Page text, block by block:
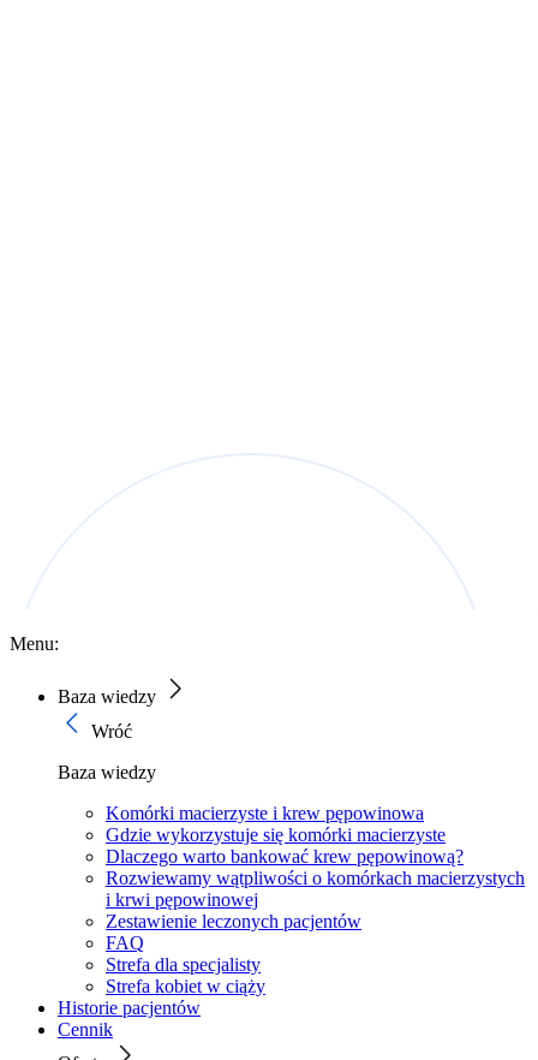
Menu:
Baza wiedzy
Wróć
Baza wiedzy
Komórki macierzyste i krew pępowinowa
Gdzie wykorzystuje się komórki macierzyste
Dlaczego warto bankować krew pępowinową?
Rozwiewamy wątpliwości o komórkach macierzystych
i krwi pępowinowej
Zestawienie leczonych pacjentów
FAQ
Strefa dla specjalisty
Strefa kobiet w ciąży
Historie pacjentów
Cennik